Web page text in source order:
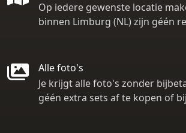
Op iedere gewenste locatie
binnen Limburg (NL) zijn géén
Alle foto's
Je krijgt alle foto's zonder
géén extra sets af te kopen of